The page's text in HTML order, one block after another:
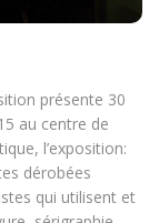
présente 30
au centre de
l’exposition:
dérobées
qui utilisent et